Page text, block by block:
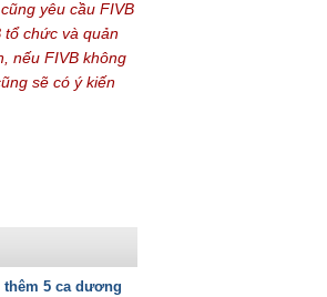
yêu cầu FIVB
tổ chức và quản
nếu FIVB không
sẽ có ý kiến
thêm 5 ca dương